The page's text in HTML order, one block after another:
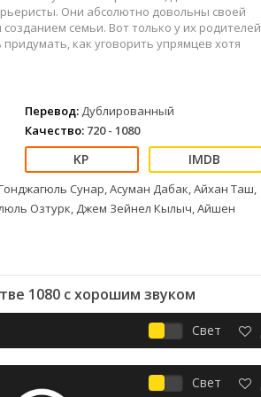
Спорт
Триллеры
Фэнтези
2022
2021
СССР
Фильмы из соцетей
Они абсолютно довольны своей
семьи. Вот только у их родителей
как уговорить упрямцев хотя
Перевод: Дублированный
Качество: 720 - 1080
Сунар, Асуман Дабак, Айхан Таш,
Озтурк, Джем Зейнел Кылыч, Айшен
1080 с хорошим звуком
Свет
Свет